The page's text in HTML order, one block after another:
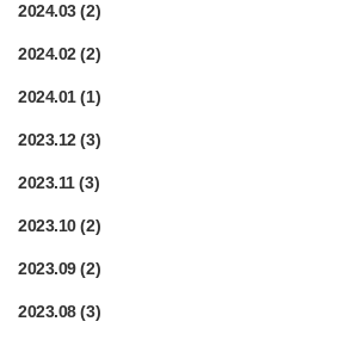
2024.03(2)
2024.02(2)
2024.01(1)
2023.12(3)
2023.11(3)
2023.10(2)
2023.09(2)
2023.08(3)